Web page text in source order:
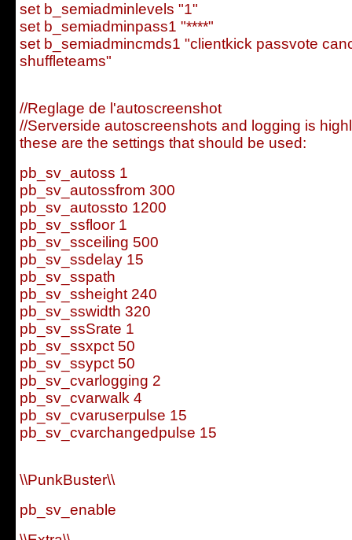
set b_semiadminlevels "1"
set b_semiadminpass1 "****"
set b_semiadmincmds1 "clientkick passvote
shuffleteams"
//Reglage de l'autoscreenshot
//Serverside autoscreenshots and logging is
these are the settings that should be used:
pb_sv_autoss 1
pb_sv_autossfrom 300
pb_sv_autossto 1200
pb_sv_ssfloor 1
pb_sv_ssceiling 500
pb_sv_ssdelay 15
pb_sv_sspath
pb_sv_ssheight 240
pb_sv_sswidth 320
pb_sv_ssSrate 1
pb_sv_ssxpct 50
pb_sv_ssypct 50
pb_sv_cvarlogging 2
pb_sv_cvarwalk 4
pb_sv_cvaruserpulse 15
pb_sv_cvarchangedpulse 15
\\PunkBuster\\
pb_sv_enable